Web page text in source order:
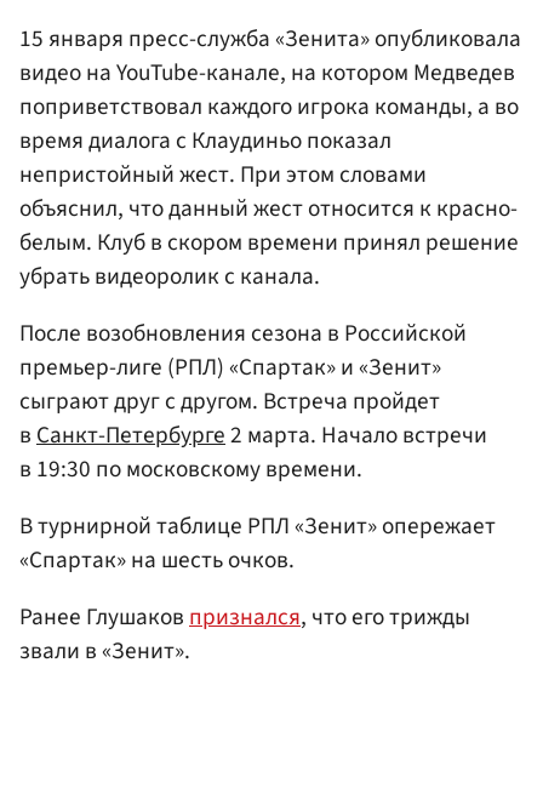
15 января пресс-служба «Зенита» опубликовала
видео на YouTube-канале, на котором Медведев
поприветствовал каждого игрока команды, а во
время диалога с Клаудиньо показал
непристойный жест. При этом словами
объяснил, что данный жест относится к красно-
белым. Клуб в скором времени принял решение
убрать видеоролик с канала.
После возобновления сезона в Российской
премьер-лиге (РПЛ) «Спартак» и «Зенит»
сыграют друг с другом. Встреча пройдет
вСанкт-Петербурге2 марта. Начало встречи
в 19:30 по московскому времени.
В турнирной таблице РПЛ «Зенит» опережает
«Спартак» на шесть очков.
Ранее Глушаковпризнался, что его трижды
звали в «Зенит».